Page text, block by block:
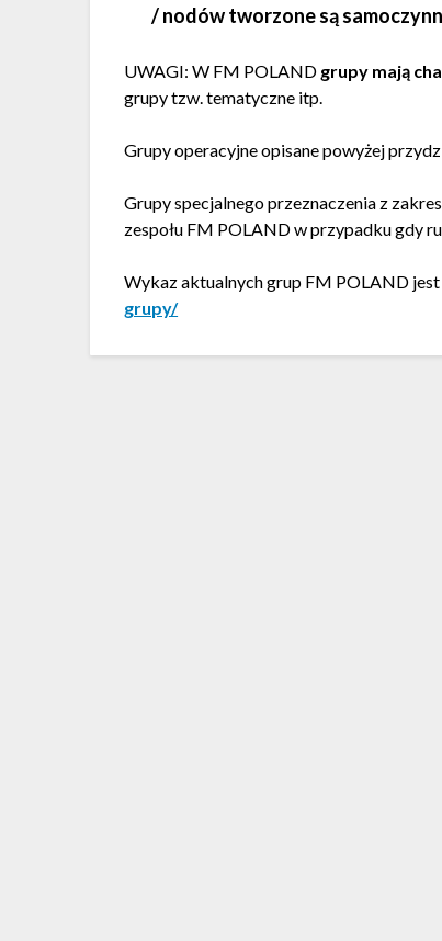
/ nodów tworzone są
UWAGI: W FM POLAND grupy mają
grupy tzw. tematyczne itp.
Grupy operacyjne opisane powyżej
Grupy specjalnego przeznaczenia z
zespołu FM POLAND w przypadku gdy
Wykaz aktualnych grup FM POLAND
grupy/